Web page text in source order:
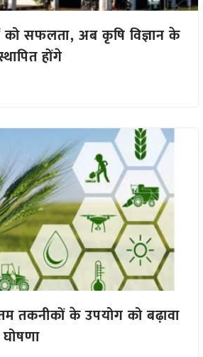
को सफलता, अब कृषि विज्ञान के
होंगे
तकनीकों के उपयोग को बढ़ावा